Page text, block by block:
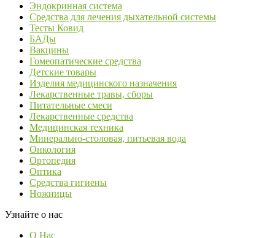
Эндокринная система
Средства для лечения дыхательной системы
Тесты Ковид
БАДы
Вакцины
Гомеопатические средства
Детские товары
Изделия медицинского назначения
Лекарственные травы, сборы
Питательные смеси
Лекарственные средства
Медицинская техника
Минерально-столовая, питьевая вода
Онкология
Ортопедия
Оптика
Средства гигиены
Ножницы
Узнайте о нас
О Нас